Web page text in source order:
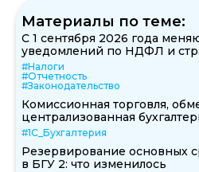
Материалы по теме:
С 1 сентября 2026 года
уведомлений по НДФЛ и
#Налоги
#Отчетность
#Законодательство
Комиссионная торговля,
централизованная
#1С_Бухгалтерия
Резервирование основных
в БГУ 2: что изменилось